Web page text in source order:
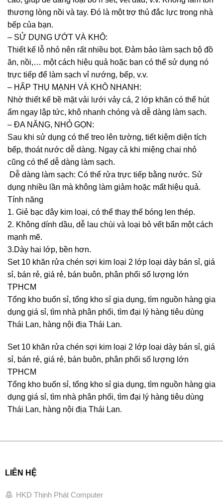
thương lòng nồi và tay. Đó là một trợ thủ đắc lực trong nhà
bếp của bạn.
– SỬ DỤNG ƯỚT VÀ KHÔ:
Thiết kế lỗ nhỏ nên rất nhiều bọt. Đảm bảo làm sạch bộ đồ
ăn, nồi,… một cách hiệu quả hoặc bạn có thể sử dụng nó
trực tiếp để làm sạch vỉ nướng, bếp, v.v.
– HẤP THỤ MẠNH VÀ KHÔ NHANH:
Nhờ thiết kế bề mặt vải lưới vảy cá, 2 lớp khăn có thể hút
ẩm ngay lập tức, khô nhanh chóng và dễ dàng làm sạch.
– ĐA NĂNG, NHỎ GỌN:
Sau khi sử dụng có thể treo lên tường, tiết kiệm diện tích
bếp, thoát nước dễ dàng. Ngay cả khi miệng chai nhỏ
cũng có thể dễ dàng làm sạch.
Dễ dàng làm sạch: Có thể rửa trực tiếp bằng nước. Sử
dụng nhiều lần mà không làm giảm hoặc mất hiệu quả.
Tính năng
1. Giẻ bạc dây kim loại, có thể thay thế bóng len thép.
2. Không dính dầu, dễ lau chùi và loại bỏ vết bẩn một cách
mạnh mẽ.
3.Dày hai lớp, bền hơn.
Set 10 khăn rửa chén sợi kim loại 2 lớp loại dày bán sỉ, giá
sỉ, bán rẻ, giá rẻ, bán buôn, phân phối số lượng lớn
TPHCM
Tổng kho buốn sỉ, tổng kho sỉ gia dụng, tìm nguồn hàng gia
dụng giá sỉ, tìm nhà phân phối, tìm đại lý hàng tiêu dùng
Thái Lan, hàng nội địa Thái Lan.
Set 10 khăn rửa chén sợi kim loại 2 lớp loại dày bán sỉ, giá
sỉ, bán rẻ, giá rẻ, bán buôn, phân phối số lượng lớn
TPHCM
Tổng kho buốn sỉ, tổng kho sỉ gia dụng, tìm nguồn hàng gia
dụng giá sỉ, tìm nhà phân phối, tìm đại lý hàng tiêu dùng
Thái Lan, hàng nội địa Thái Lan.
LIÊN HỆ
HKD Thịnh Phát Computer